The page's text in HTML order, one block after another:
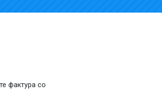
фактура со